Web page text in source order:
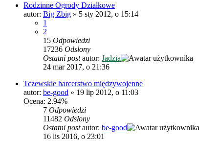
Rodzinne Ogrody Działkowe
autor: Big Zbig » 5 sty 2012, o 15:14
1
2
15 Odpowiedzi
17236 Odsłony
Ostatni postautor: Jadzia
24 mar 2017, o 21:36
Tczewskie harcerstwo międzywojenne
autor: be-good » 19 lip 2012, o 11:03
Ocena: 2.94%
7 Odpowiedzi
11482 Odsłony
Ostatni postautor: be-good
16 lis 2016, o 23:01